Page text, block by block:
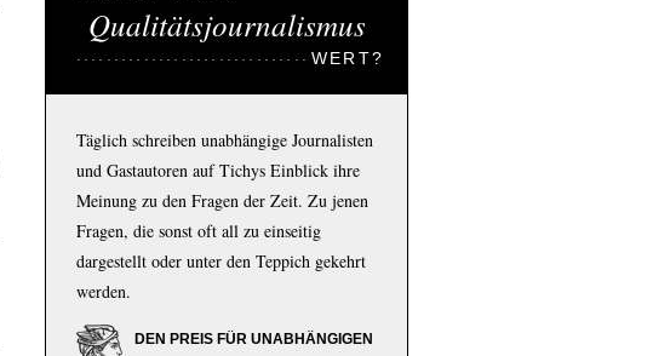
Qualitätsjournalismus
WERT?
Täglich schreiben unabhängige Journalisten
und Gastautoren auf Tichys Einblick ihre
Meinung zu den Fragen der Zeit. Zu jenen
Fragen, die sonst oft all zu einseitig
dargestellt oder unter den Teppich gekehrt
werden.
DEN PREIS FÜR UNABHÄNGIGEN